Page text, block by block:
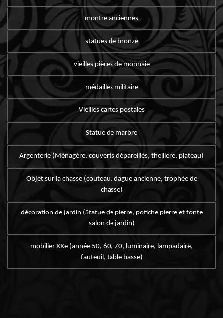
montre anciennes
statues de bronze
vieilles pièces de monnaie
médailles militaire
Vieilles cartes postales
Statue de marbre
Argenterie (Ménagère, couverts dépareillés, theillere, plateau)
Objet sur la chasse (couteau, dague ancienne, trophée de
chasse)
décoration de jardin (Statue de pierre, potiche pierre et fonte
salon de jardin)
mobilier XXe (année 50, 60, 70, luminaire, lampadaire,
fauteuil, table basse)